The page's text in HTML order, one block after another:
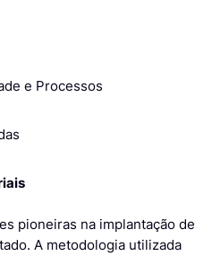
e Processos
pioneiras na implantação de
A metodologia utilizada